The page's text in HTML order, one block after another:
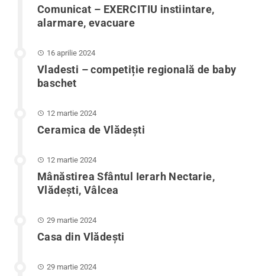
Comunicat – EXERCITIU instiintare,
alarmare, evacuare
16 aprilie 2024
Vladesti – competiție regională de baby
baschet
12 martie 2024
Ceramica de Vlădești
12 martie 2024
Mânăstirea Sfântul Ierarh Nectarie,
Vlădești, Vâlcea
29 martie 2024
Casa din Vlădeşti
29 martie 2024